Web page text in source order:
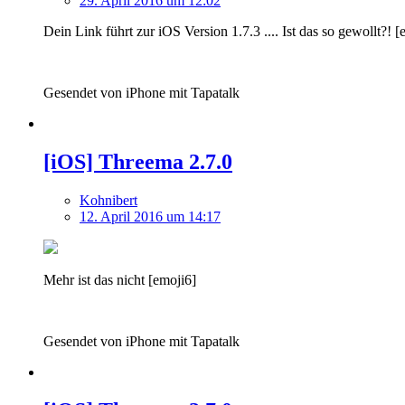
Dein Link führt zur iOS Version 1.7.3 .... Ist das so gewollt?!
Gesendet von iPhone mit Tapatalk
[iOS] Threema 2.7.0
Kohnibert
12. April 2016 um 14:17
Mehr ist das nicht [emoji6]
Gesendet von iPhone mit Tapatalk